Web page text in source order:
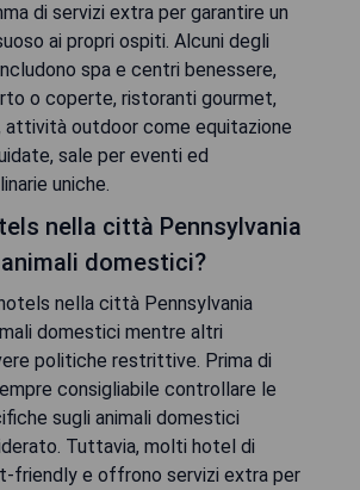
di servizi extra per garantire un
ai propri ospiti. Alcuni degli
spa e centri benessere,
o coperte, ristoranti gourmet,
attività outdoor come equitazione
sale per eventi ed
uniche.
nella città Pennsylvania
domestici?
nella città Pennsylvania
domestici mentre altri
politiche restrittive. Prima di
consigliabile controllare le
sugli animali domestici
Tuttavia, molti hotel di
friendly e offrono servizi extra per